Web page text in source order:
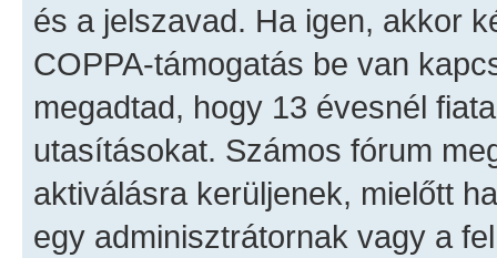
és a jelszavad. Ha igen, akkor
COPPA-támogatás be van
megadtad, hogy 13 évesnél
utasításokat. Számos fórum
aktiválásra kerüljenek, mielőtt
egy adminisztrátornak vagy a